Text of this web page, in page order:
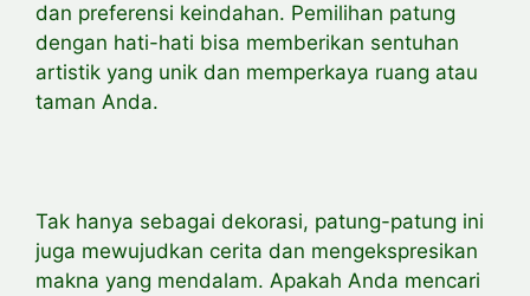
dan preferensi keindahan. Pemilihan patung
dengan hati-hati bisa memberikan sentuhan
artistik yang unik dan memperkaya ruang atau
taman Anda.
Tak hanya sebagai dekorasi, patung-patung ini
juga mewujudkan cerita dan mengekspresikan
makna yang mendalam. Apakah Anda mencari